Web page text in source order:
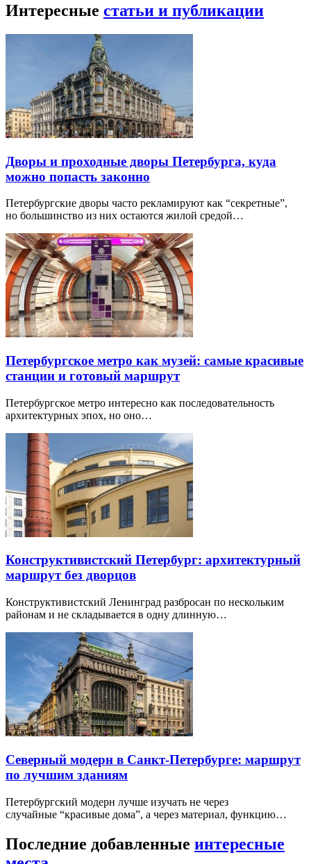
Интересные статьи и публикации
Дворы и проходные дворы Петербурга, куда
можно попасть законно
Петербургские дворы часто рекламируют как “секретные”,
но большинство из них остаются жилой средой…
Петербургское метро как музей: самые красивые
станции и готовый маршрут
Петербургское метро интересно как последовательность
архитектурных эпох, но оно…
Конструктивистский Петербург: архитектурный
маршрут без дворцов
Конструктивистский Ленинград разбросан по нескольким
районам и не складывается в одну длинную…
Северный модерн в Санкт-Петербурге: маршрут
по лучшим зданиям
Петербургский модерн лучше изучать не через
случайные “красивые дома”, а через материал, функцию…
Последние добавленные интересные